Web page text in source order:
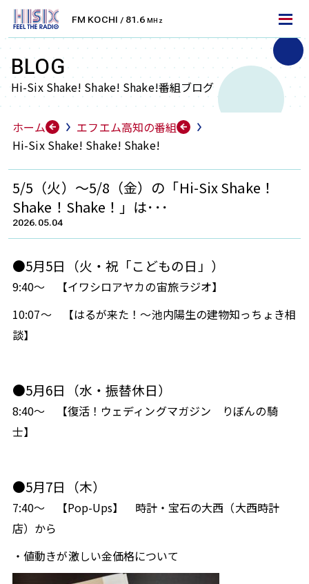
FM KOCHI / 81.6 MHz
BLOG
Hi-Six Shake! Shake! Shake!番組ブログ
ホーム
エフエム高知の番組
Hi-Six Shake! Shake! Shake!
5/5（火）～5/8（金）の「Hi-Six Shake！
Shake！Shake！」は･･･
2026.05.04
●5月5日（火・祝「こどもの日」）
9:40～
【イワシロアヤカの宙旅ラジオ】
10:07～
【はるが来た！～池内陽生の建物知っちょき相
談】
●5月6日（水・振替休日）
8:40～
【復活！ウェディングマガジン りぼんの騎
士】
●5月7日（木）
7:40～
【Pop-Ups】 時計・宝石の大西（大西時計
店）から
・値動きが激しい金価格について
LET'S TUNE IN!
エフエム高知を聴くには
FM周波数で聴く
FMラジオ
エフエム高知は、高知県を中心としたエリアにFM放
送をお届けしております。
ラジオ受信機・カーラジオなどで無料でお聴きいただ
けます。お住まいのエリアの周波数に合わせて、より
クリアに放送をお楽しみください。
高知 KOCHI
81.6 MHz
安芸 AKI
79.9 MHz
須崎 SUSAKI 窪川 KUBOKAWA
radikoで聴く
高知県内にいる方は無料で、高知県外にいる方は
radikoプレミアム（有料）へ入会いただくことでお楽
しみいただけます。
さらに、タイムフリー機能で過去一週間分の番組を聴
くこともできます。